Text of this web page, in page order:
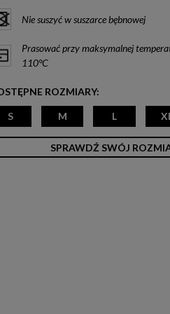
Nie suszyć w suszarce bębnowej
Prasować przy maksymalnej
110°C
ROZMIARY:
S M L
SPRAWDŹ SWÓJ